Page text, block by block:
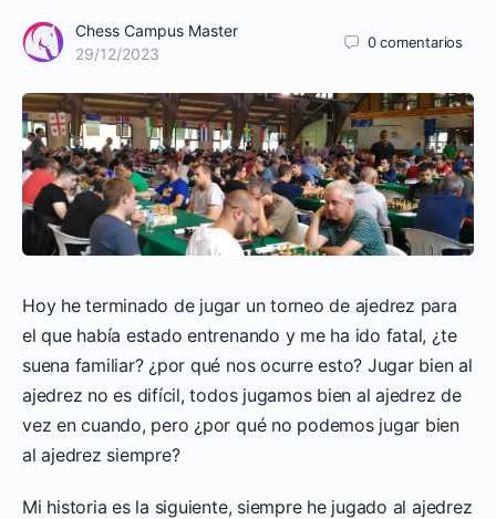
Chess Campus Master
29/12/2023
0comentarios
Hoy he terminado de jugar un torneo de ajedrez para
el que había estado entrenando y me ha ido fatal, ¿te
suena familiar? ¿por qué nos ocurre esto? Jugar bien al
ajedrez no es difícil, todos jugamos bien al ajedrez de
vez en cuando, pero ¿por qué no podemos jugar bien
al ajedrez siempre?
Mi historia es la siguiente, siempre he jugado al ajedrez